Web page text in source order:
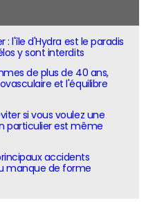
: l'île d'Hydra est le paradis
y sont interdits
de plus de 40 ans,
et l'équilibre
si vous voulez une
particulier est même
accidents
manque de forme